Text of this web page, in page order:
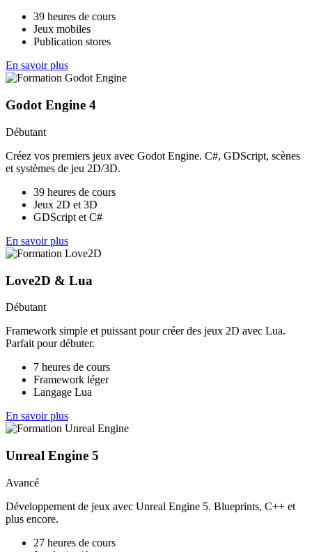
39 heures de cours
Jeux mobiles
Publication stores
En savoir plus
Godot Engine 4
Débutant
Créez vos premiers jeux avec Godot Engine. C#, GDScript, scènes
et systèmes de jeu 2D/3D.
39 heures de cours
Jeux 2D et 3D
GDScript et C#
En savoir plus
Love2D & Lua
Débutant
Framework simple et puissant pour créer des jeux 2D avec Lua.
Parfait pour débuter.
7 heures de cours
Framework léger
Langage Lua
En savoir plus
Unreal Engine 5
Avancé
Développement de jeux avec Unreal Engine 5. Blueprints, C++ et
plus encore.
27 heures de cours